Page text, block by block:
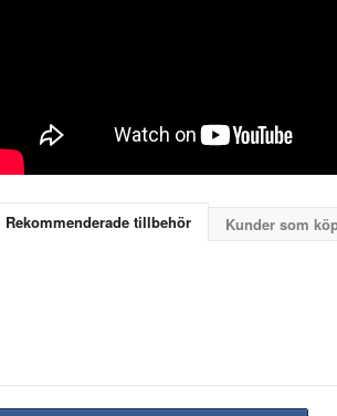
Rekommenderade tillbehör Kunder som